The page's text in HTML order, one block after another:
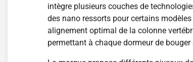
intègre plusieurs couches de
des nano ressorts pour certains
alignement optimal de la colonne
permettant à chaque dormeur de